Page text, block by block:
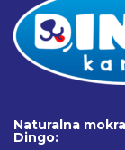
Naturalna
Dingo: